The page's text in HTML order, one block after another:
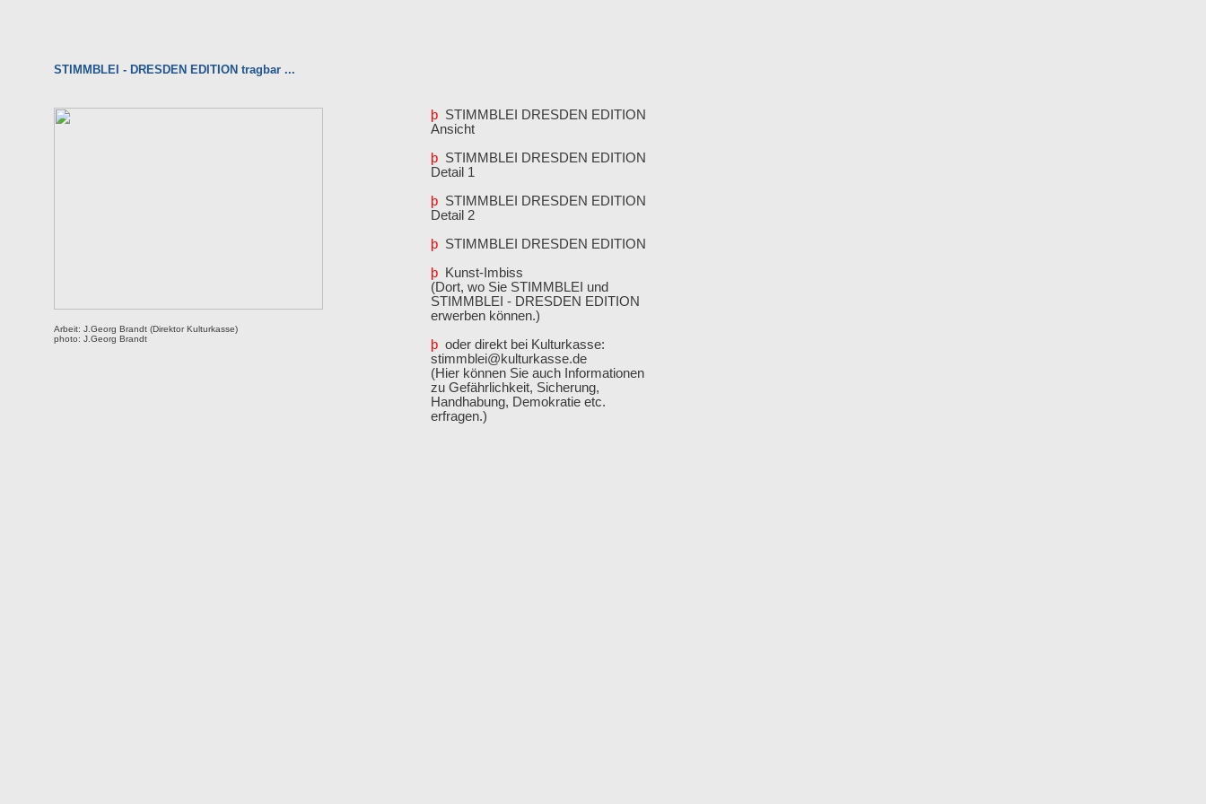
STIMMBLEI - DRESDEN EDITION tragbar ...
Arbeit: J.Georg Brandt (Direktor Kulturkasse)
photo: J.Georg Brandt
þ STIMMBLEI DRESDEN EDITION
Ansicht
þ STIMMBLEI DRESDEN EDITION
Detail 1
þ STIMMBLEI DRESDEN EDITION
Detail 2
þ STIMMBLEI DRESDEN EDITION
þ
Kunst-Imbiss
(Dort, wo Sie STIMMBLEI und
STIMMBLEI - DRESDEN EDITION
erwerben können.)
þ oder direkt bei Kulturkasse:
stimmblei@kulturkasse.de
(Hier können Sie auch Informationen
zu Gefährlichkeit, Sicherung,
Handhabung, Demokratie etc.
erfragen.)